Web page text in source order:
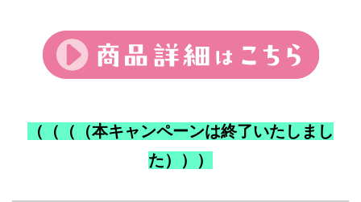
（（（（本キャンペーンは終了いたしまし
た）））